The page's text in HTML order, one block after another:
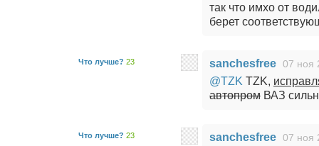
так что имхо от
берет
Что лучше? 23 sanchesfree 07 ноя
@TZK TZK,
автопромВАЗ
Что лучше? 23 sanchesfree 07 ноя